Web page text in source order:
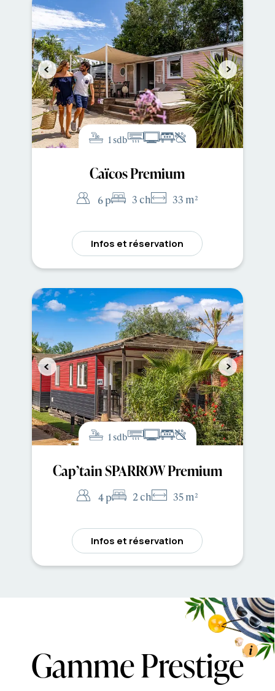
1 sdb
Caïcos Premium
6 p 3 ch 33 m²
Infos et réservation
1 sdb
Cap’tain SPARROW Premium
4 p 2 ch 35 m²
Infos et réservation
Gamme Prestige